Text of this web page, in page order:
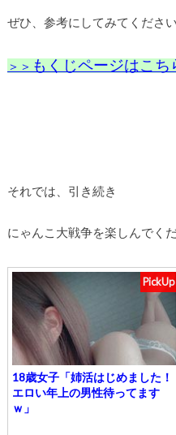
ぜひ、参考にしてみてください
＞＞ もくじページはこち
それでは、引き続き
にゃんこ大戦争を楽しんでく
PickUp
18歳女子「姉活はじめました！
エロい年上の男性待ってます
ｗ」